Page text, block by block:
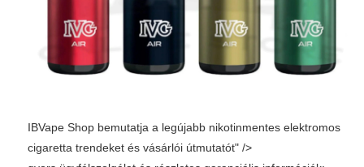
IBVape Shop bemutatja a legújabb nikotinmentes elektromos
cigaretta trendeket és vásárlói útmutatót" />